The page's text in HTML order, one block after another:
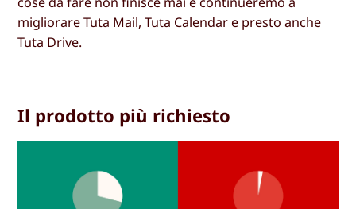
migliorare Tuta Mail, Tuta Calendar e presto anche
Tuta Drive.
Il prodotto più richiesto